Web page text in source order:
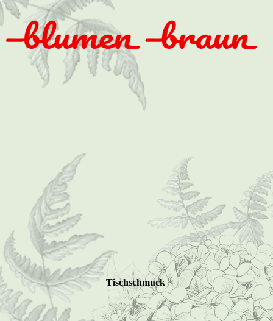
Tischschmuck